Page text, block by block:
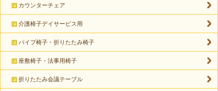
カウンターチェア
介護椅子デイサービス用
パイプ椅子・折りたたみ椅子
座敷椅子・法事用椅子
折りたたみ会議テーブル